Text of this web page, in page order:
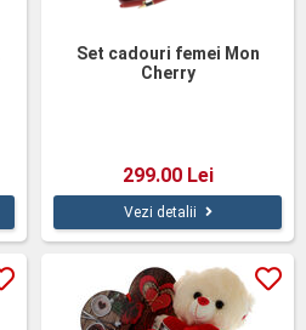
Set cadouri femei Mon
Cherry
299.00 Lei
Vezi detalii